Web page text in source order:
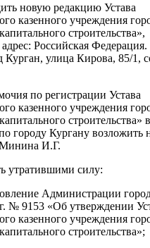
новую редакцию Устава
казенного учреждения
строительства»,
Российская Федерация.
Курган, улица Кирова, 85/1,
по регистрации Устава
казенного учреждения
городу Кургану возложить
И.Г.
утратившими силу:
Администрации
№ 9153 «Об утверждении
казенного учреждения
строительства»;